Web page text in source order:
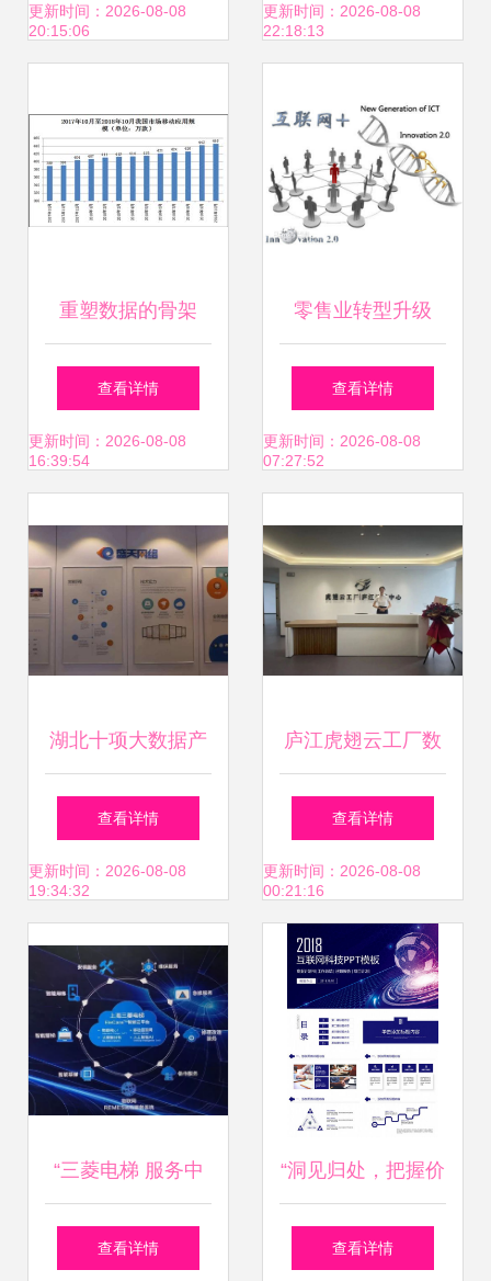
盈利 互联网数据服
更新时间：2026-08-08
20:15:06
慧医疗 云威榜大数
疗未来
更新时间：2026-08-08
22:18:13
重塑数据的骨架
199it引领互联网数
据资讯服务新纪元
查看详情
更新时间：2026-08-08
16:39:54
零售业转型升级
“互联网+”成发展新
方向——互联网数
查看详情
更新时间：2026-08-08
07:27:52
湖北十项大数据产
业园加速推进 武
汉、宜昌、鄂州、
力互联网数据服务
查看详情
更新时间：2026-08-08
19:34:32
庐江虎翅云工厂数
字中心 引领互联网
数据服务新篇章
查看详情
更新时间：2026-08-08
00:21:16
“三菱电梯 服务中
国”重磅亮相2018
查看详情
“洞见归处，把握价
值” 一份从零搭建
查看详情